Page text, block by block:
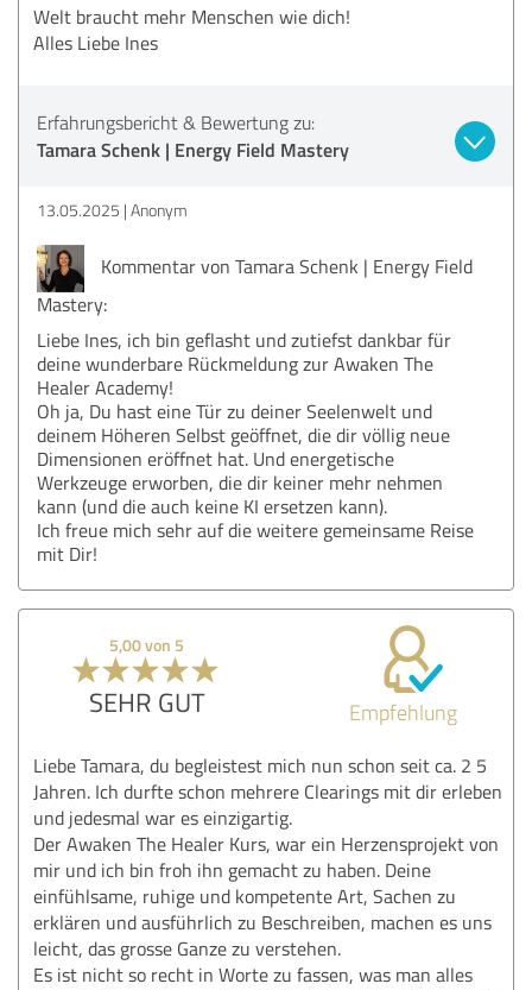
Welt braucht mehr Menschen wie dich!
Alles Liebe Ines
Erfahrungsbericht & Bewertung zu:
Tamara Schenk | Energy Field Mastery
13.05.2025 Anonym
Kommentar von Tamara Schenk | Energy Field
Mastery:
Liebe Ines, ich bin geflasht und zutiefst dankbar für
deine wunderbare Rückmeldung zur Awaken The
Healer Academy!
Oh ja, Du hast eine Tür zu deiner Seelenwelt und
deinem Höheren Selbst geöffnet, die dir völlig neue
Dimensionen eröffnet hat. Und energetische
Werkzeuge erworben, die dir keiner mehr nehmen
kann (und die auch keine KI ersetzen kann).
Ich freue mich sehr auf die weitere gemeinsame Reise
mit Dir!
5,00 von 5
SEHR GUT Empfehlung
Liebe Tamara, du begleistest mich nun schon seit ca. 2 5
Jahren. Ich durfte schon mehrere Clearings mit dir erleben
und jedesmal war es einzigartig.
Der Awaken The Healer Kurs, war ein Herzensprojekt von
mir und ich bin froh ihn gemacht zu haben. Deine
einfühlsame, ruhige und kompetente Art, Sachen zu
erklären und ausführlich zu Beschreiben, machen es uns
leicht, das grosse Ganze zu verstehen.
Es ist nicht so recht in Worte zu fassen, was man alles